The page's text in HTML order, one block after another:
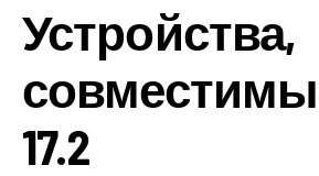
Устройства,
17.2